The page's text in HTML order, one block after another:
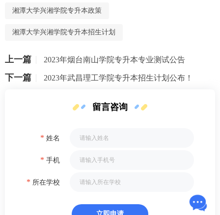
湘潭大学兴湘学院专升本政策
湘潭大学兴湘学院专升本招生计划
上一篇 2023年烟台南山学院专升本专业测试公告
下一篇 2023年武昌理工学院专升本招生计划公布！
留言咨询
* 姓名
* 手机
* 所在学校